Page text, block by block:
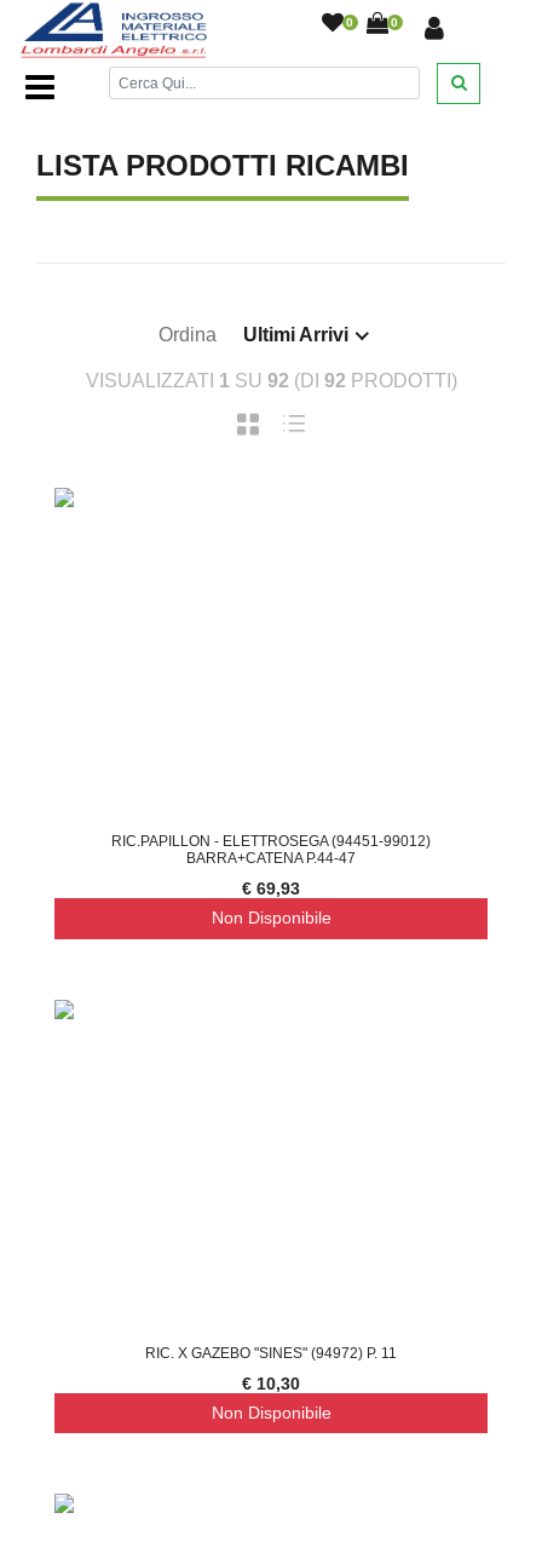
0 0
Home Page/DESANTIS//
LISTA PRODOTTI RICAMBI
Ordina Ultimi Arrivi
VISUALIZZATI 1 SU 92 (DI 92 PRODOTTI)
RIC.PAPILLON - ELETTROSEGA (94451-99012)
BARRA+CATENA P.44-47
€ 69,93
Non Disponibile
RIC. X GAZEBO "SINES" (94972) P. 11
€ 10,30
Non Disponibile